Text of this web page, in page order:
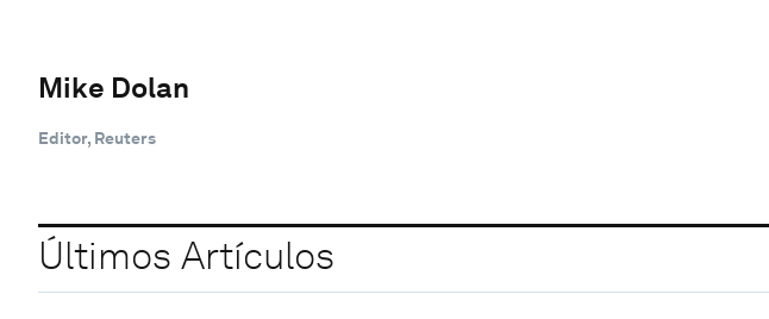
Mike Dolan
Editor, Reuters
Últimos Artículos